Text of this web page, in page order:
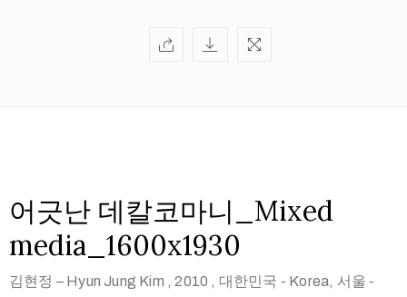
어긋난 데칼코마니_Mixed
media_1600x1930
김현정 – Hyun Jung Kim , 2010 , 대한민국 - Korea, 서울 -